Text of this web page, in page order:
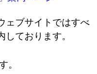
ェブサイトではすべ
ております。
。